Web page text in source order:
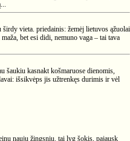
vieta. priedainis: žemėj lietuvos ąžuolai
bet esi didi, nemuno vaga – tai tava
šaukiu kasnakt košmaruose dienomis,
išsikvėps jis užtrenkęs durimis ir vėl
nauju žingsniu. tai lyg šokis, pajausk